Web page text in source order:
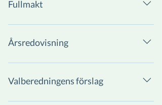
Fullmakt
Årsredovisning
Valberedningens förslag